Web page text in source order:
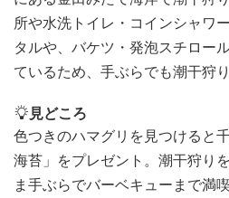
所や水洗トイレ・コインシャワ
タルや、バケツ・発泡スチロー
ているため、手ぶらでも潮干狩
見どころ
色つきのハマグリを見つけると
海苔」をプレゼント。潮干狩り
ま手ぶらでバーベキューまで満